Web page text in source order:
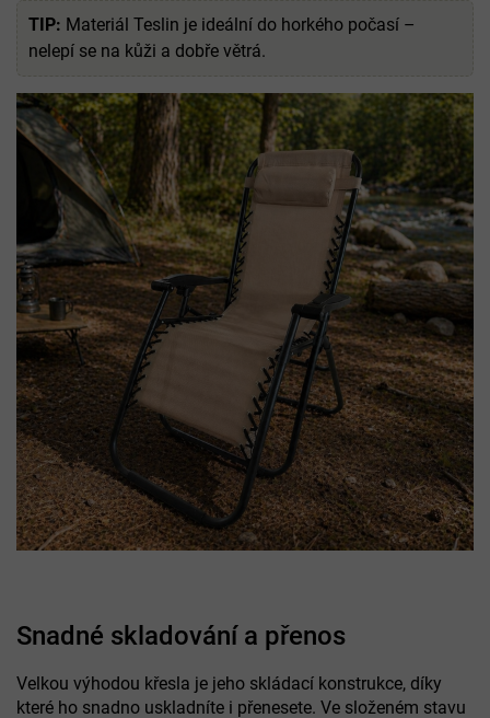
TIP: Materiál Teslin je ideální do horkého počasí –
nelepí se na kůži a dobře větrá.
Snadné skladování a přenos
Velkou výhodou křesla je jeho skládací konstrukce, díky
které ho snadno uskladníte i přenesete. Ve složeném stavu